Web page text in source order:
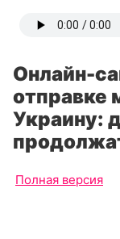
Онлайн-
отправке
Украину:
Полная версия